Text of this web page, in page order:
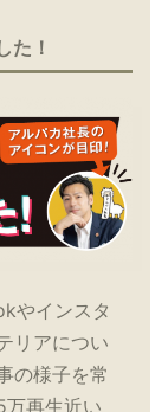
た！
やインスタ
リアについ
の様子を常
万再生近い